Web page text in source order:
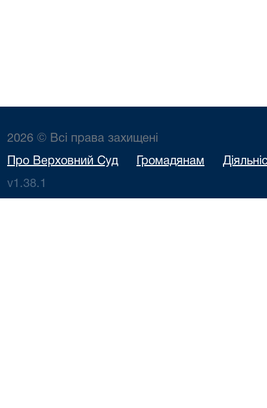
2026 © Всі права захищені
Про Верховний Суд Громадянам
v1.38.1